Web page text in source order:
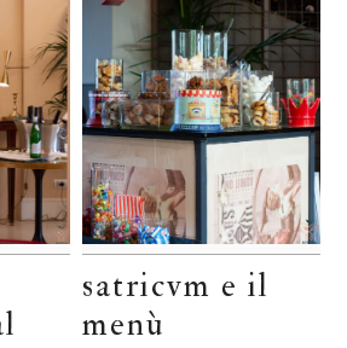
satricvm e il
menù